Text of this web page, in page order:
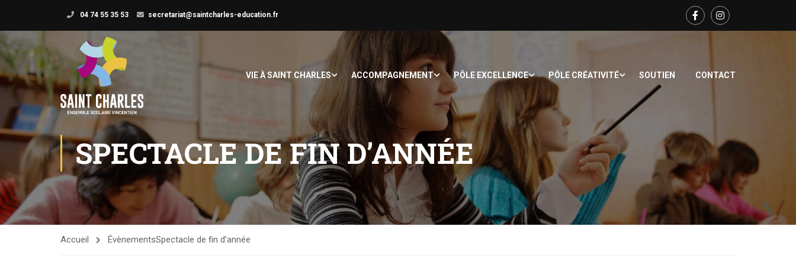
04 74 55 35 53 secretariat@saintcharles-education.fr
VIE À SAINT CHARLES ACCOMPAGNEMENT PÔLE EXCELLENCE PÔLE CRÉATIVITÉ SOUTIEN CONTACT
SPECTACLE DE FIN D’ANNÉE
Accueil ÉvènementsSpectacle de fin d’année